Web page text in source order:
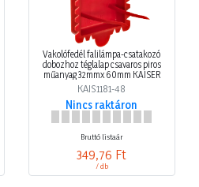
Vakolófedél falilámpa-csatakozó
dobozhoz téglalap csavaros piros
műanyag 32mmx 60mm KAISER
KAIS1181-48
Nincs raktáron
Bruttó listaár
349,76 Ft
/ db